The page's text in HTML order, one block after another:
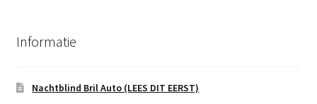
Informatie
Nachtblind Bril Auto (LEES DIT EERST)